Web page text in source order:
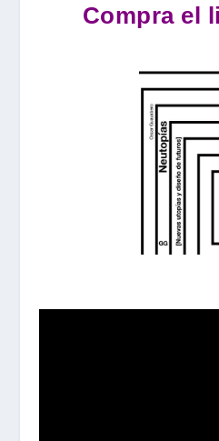
Compra el